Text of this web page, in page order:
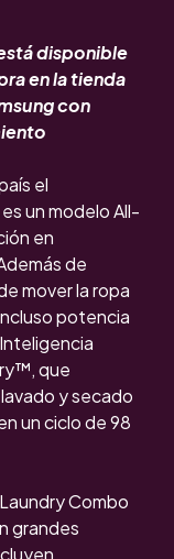
disponible
en la tienda
con
el
es un modelo All-
en
de
mover la ropa
potencia
que
y secado
un ciclo de 98
Combo
grandes